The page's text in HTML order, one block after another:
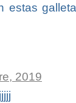
estas
2019